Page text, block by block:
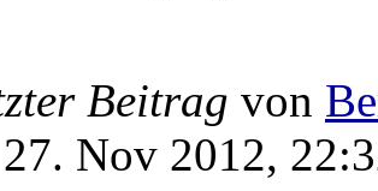
Beitrag von
Nov 2012,